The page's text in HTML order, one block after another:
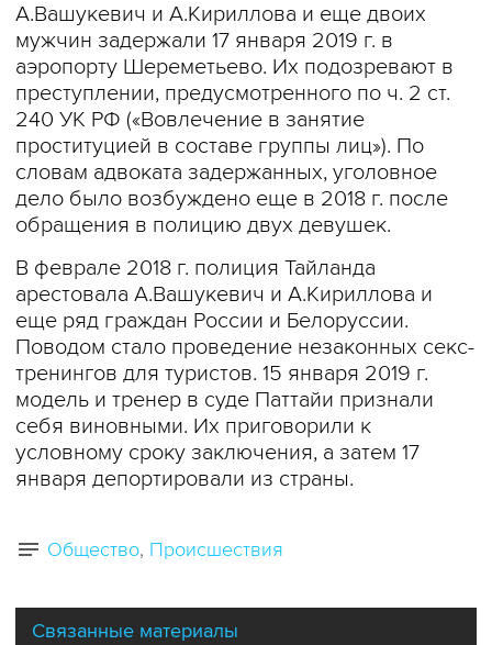
А.Вашукевич и А.Кириллова и еще двоих
мужчин задержали 17 января 2019 г. в
аэропорту Шереметьево. Их подозревают в
преступлении, предусмотренного по ч. 2 ст.
240 УК РФ («Вовлечение в занятие
проституцией в составе группы лиц»). По
словам адвоката задержанных, уголовное
дело было возбуждено еще в 2018 г. после
обращения в полицию двух девушек.
В феврале 2018 г. полиция Тайланда
арестовала А.Вашукевич и А.Кириллова и
еще ряд граждан России и Белоруссии.
Поводом стало проведение незаконных секс-
тренингов для туристов. 15 января 2019 г.
модель и тренер в суде Паттайи признали
себя виновными. Их приговорили к
условному сроку заключения, а затем 17
января депортировали из страны.
Общество Происшествия
Связанные материалы